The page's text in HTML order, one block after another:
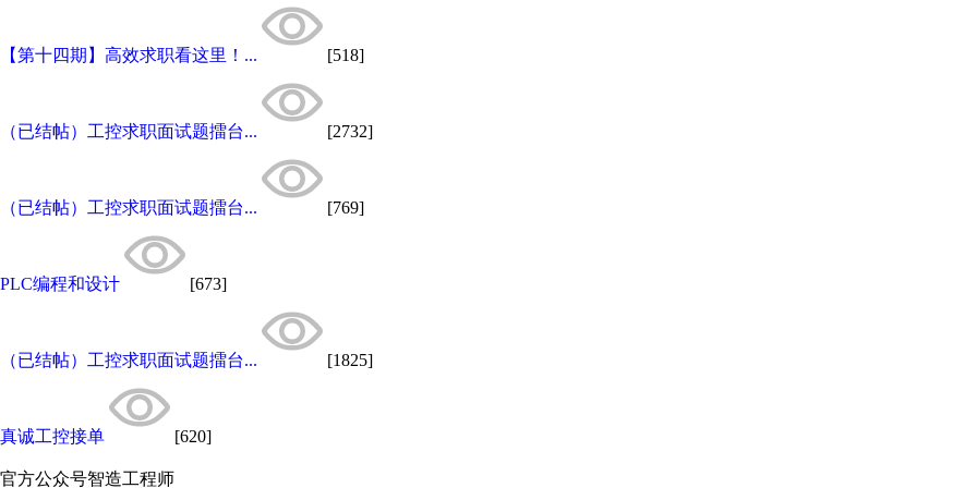
【第十四期】高效求职看这里！... [518]
（已结帖）工控求职面试题擂台... [2732]
（已结帖）工控求职面试题擂台... [769]
PLC编程和设计 [673]
（已结帖）工控求职面试题擂台... [1825]
真诚工控接单 [620]
官方公众号智造工程师